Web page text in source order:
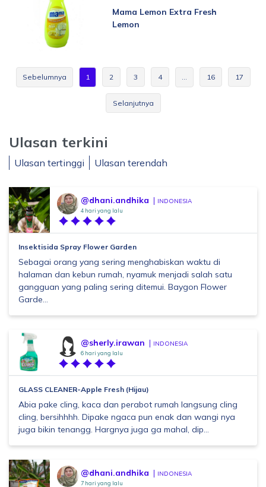
Mama Lemon Extra Fresh
Lemon
Sebelumnya 1 2 3 4 … 16 17
Selanjutnya
Ulasan terkini
Ulasan tertinggi Ulasan terendah
@dhani.andhika INDONESIA
4 hari yang lalu
Insektisida Spray Flower Garden
Sebagai orang yang sering menghabiskan waktu di
halaman dan kebun rumah, nyamuk menjadi salah satu
gangguan yang paling sering ditemui. Baygon Flower
Garde...
@sherly.irawan INDONESIA
6 hari yang lalu
GLASS CLEANER-Apple Fresh (Hijau)
Abia pake cling, kaca dan perabot rumah langsung cling
cling, bersihhhh. Dipake ngaca pun enak dan wangi nya
juga bikin tenangg. Hargnya juga ga mahal, dip...
@dhani.andhika INDONESIA
7 hari yang lalu